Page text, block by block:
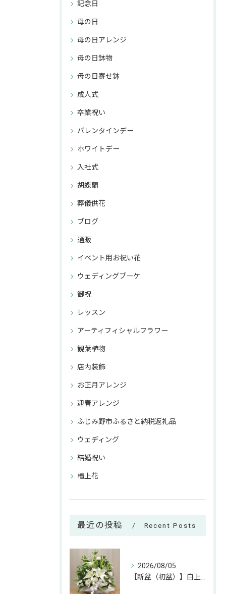
記念日
母の日
母の日アレンジ
母の日鉢物
母の日寄せ鉢
成人式
卒業祝い
バレンタインデー
ホワイトデー
入社式
胡蝶蘭
葬儀供花
ブログ
通販
イベント用お祝い花
ウェディングブーケ
御祝
レッスン
アーティフィシャルフラワー
観葉植物
店内装飾
お正月アレンジ
迎春アレンジ
ふじみ野市ふるさと納税返礼品
ウェディング
結婚祝い
檀上花
最近の投稿 Recent Posts
2026/08/05